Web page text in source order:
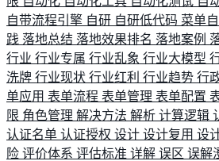
自带流程引擎 自研 自研低代码 菜单
践 落地总结 落地效果排名 落地案例
行业 行业专属 行业乱象 行业大模型
洗牌 行业现状 行业红利 行业趋势 行
单应用 表单流程 表单管理 表单配置
限 角色管理 解决方法 解析 计算逻辑
认证名单 认证授权 设计 设计复用 设
险 评价体系 评估标准 详解 误区 误解